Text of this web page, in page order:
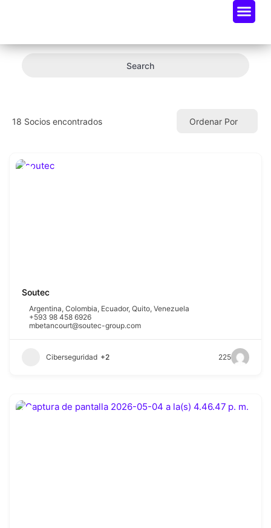
Search
18 Socios encontrados Ordenar Por
Soutec
Argentina, Colombia, Ecuador, Quito, Venezuela
+593 98 458 6926
mbetancourt@soutec-group.com
Ciberseguridad +2 225